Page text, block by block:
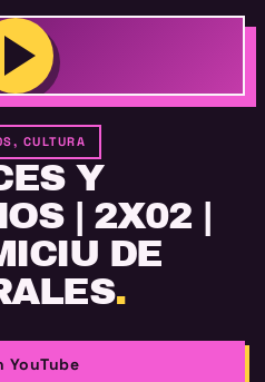
CULTURA
Y
| 2X02 |
DE
.
YouTube